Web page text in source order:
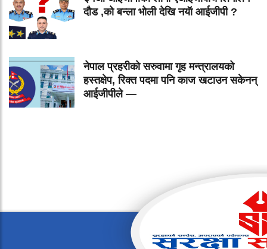
दौड ,को बन्ला भोली देखि नयॅा आईजीपी ?
नेपाल प्रहरीको सरुवामा गृह मन्त्रालयको
हस्तक्षेप, रिक्त पदमा पनि काज खटाउन सकेनन्
आईजीपीले —